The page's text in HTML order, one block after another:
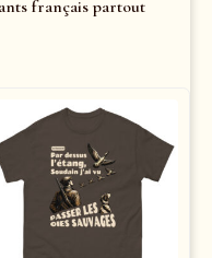
français partout